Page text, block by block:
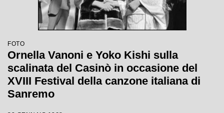
FOTO
Ornella Vanoni e Yoko Kishi sulla
scalinata del Casinò in occasione del
XVIII Festival della canzone italiana di
Sanremo